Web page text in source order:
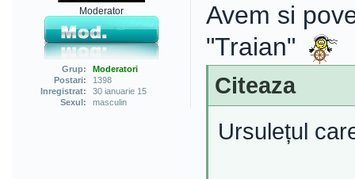
Moderator
Grup:
Moderatori
Postari:
1398
Inregistrat:
30 ianuarie 15
Sexul:
masculin
Avem si
"Traian"
Citeaza
Ursulețul